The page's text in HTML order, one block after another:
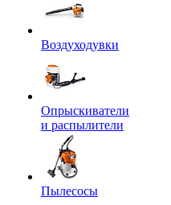
Воздуходувки
Опрыскиватели
и распылители
Пылесосы